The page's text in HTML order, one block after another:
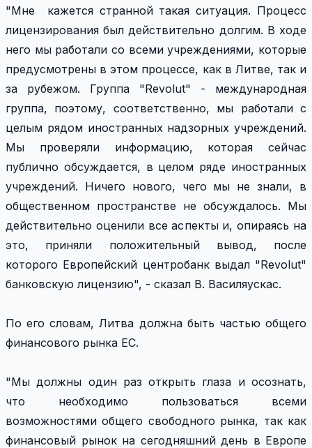
"Мне кажется странной такая ситуация. Процесс
лицензирования был действительно долгим. В ходе
него мы работали со всеми учреждениями, которые
предусмотрены в этом процессе, как в Литве, так и
за рубежом. Группа "Revolut" - международная
группа, поэтому, соответственно, мы работали с
целым рядом иностранных надзорных учреждений.
Мы проверяли информацию, которая сейчас
публично обсуждается, в целом ряде иностранных
учреждений. Ничего нового, чего мы не знали, в
общественном пространстве не обсуждалось. Мы
действительно оценили все аспекты и, опираясь на
это, приняли положительный вывод, после
которого Европейский центробанк выдал "Revolut"
банковскую лицензию", - сказал В. Василяускас.
По его словам, Литва должна быть частью общего
финансового рынка ЕС.
"Мы должны один раз открыть глаза и осознать,
что необходимо пользоваться всеми
возможностями общего свободного рынка, так как
финансовый рынок на сегодняшний день в Европе